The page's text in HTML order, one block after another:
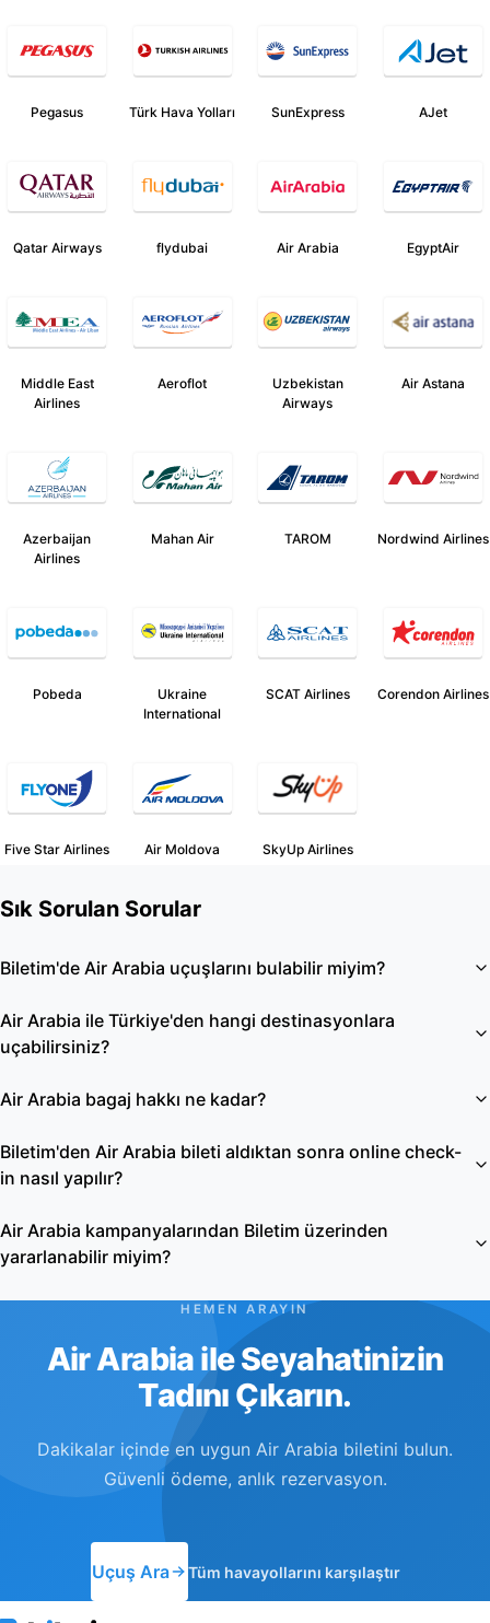
Pegasus Türk Hava Yolları SunExpress AJet
Qatar Airways flydubai Air Arabia EgyptAir
Middle East
Airlines
Aeroflot
Uzbekistan
Airways
Air Astana
Azerbaijan
Airlines
Mahan Air TAROM Nordwind Airlines
Pobeda
Ukraine
International
SCAT Airlines Corendon Airlines
Five Star Airlines Air Moldova SkyUp Airlines
Sık Sorulan Sorular
Biletim'de Air Arabia uçuşlarını bulabilir miyim?
Air Arabia ile Türkiye'den hangi destinasyonlara
uçabilirsiniz?
Air Arabia bagaj hakkı ne kadar?
Biletim'den Air Arabia bileti aldıktan sonra online check-
in nasıl yapılır?
Air Arabia kampanyalarından Biletim üzerinden
yararlanabilir miyim?
HEMEN ARAYIN
Air Arabia ile Seyahatinizin
Tadını Çıkarın.
Dakikalar içinde en uygun Air Arabia biletini bulun.
Güvenli ödeme, anlık rezervasyon.
Uçuş Ara Tüm havayollarını karşılaştır